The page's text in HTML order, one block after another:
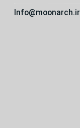
Info@moonarch.ir